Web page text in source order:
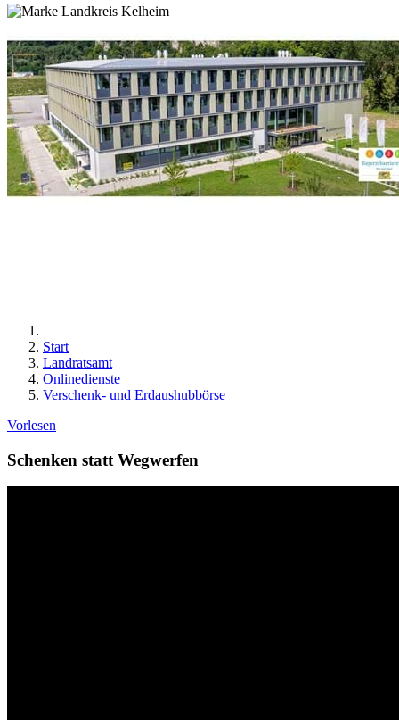
Start
Landratsamt
Onlinedienste
Verschenk- und Erdaushubbörse
Vorlesen
Schenken statt Wegwerfen